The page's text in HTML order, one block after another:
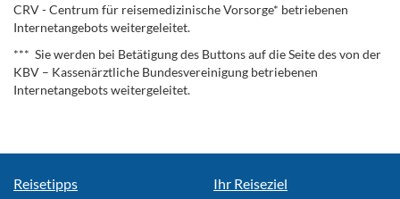
CRV - Centrum für reisemedizinische Vorsorge* betriebenen
Internetangebots weitergeleitet.
*** Sie werden bei Betätigung des Buttons auf die Seite des von der
KBV – Kassenärztliche Bundesvereinigung betriebenen
Internetangebots weitergeleitet.
Reisetipps Ihr Reiseziel